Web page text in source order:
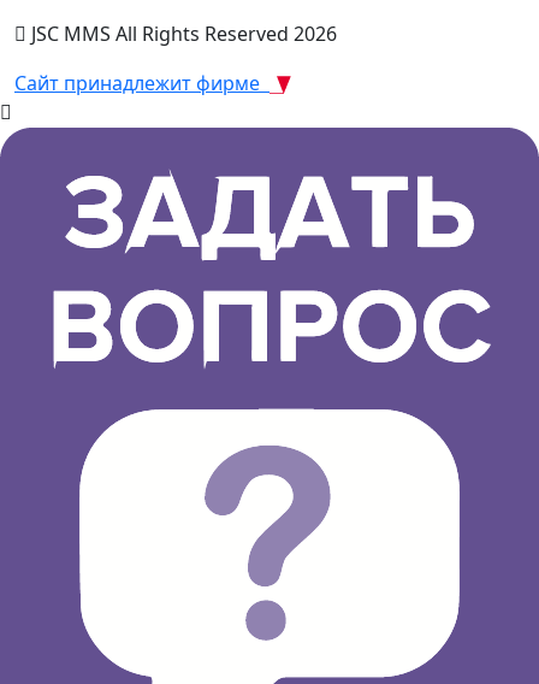
JSC MMS All Rights Reserved 2026
Сайт принадлежит фирме